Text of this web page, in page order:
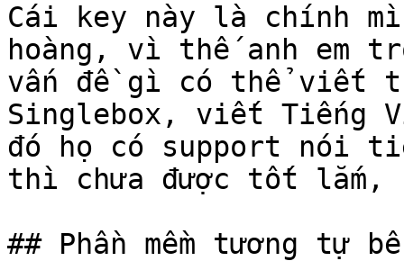
Cái key này là chính
hoàng, vì thế anh em
vấn đề gì có thể viết
Singlebox, viết Tiếng
đó họ có support nói
thì chưa được tốt
## Phần mềm tương tự